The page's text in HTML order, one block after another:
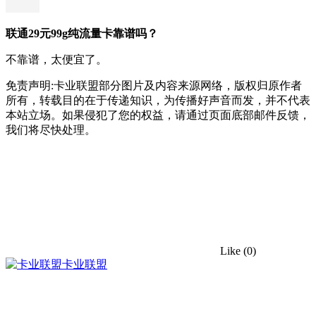
联通29元99g纯流量卡靠谱吗？
不靠谱，太便宜了。
免责声明:卡业联盟部分图片及内容来源网络，版权归原作者
所有，转载目的在于传递知识，为传播好声音而发，并不代表
本站立场。如果侵犯了您的权益，请通过页面底部邮件反馈，
我们将尽快处理。
Like (0)
卡业联盟